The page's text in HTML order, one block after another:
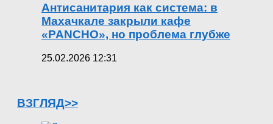
Антисанитария как система: в
Махачкале закрыли кафе
«PANCHO», но проблема глубже
25.02.2026 12:31
ВЗГЛЯД>>